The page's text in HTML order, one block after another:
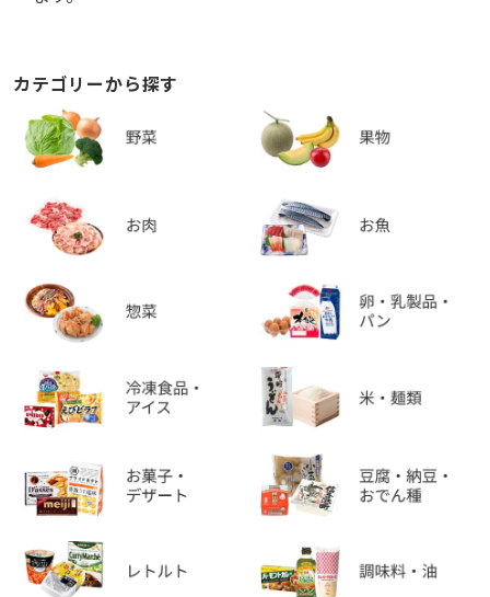
カテゴリーから探す